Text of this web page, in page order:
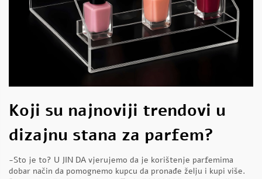
Koji su najnoviji trendovi u
dizajnu stana za parfem?
-Sto je to? U JIN DA vjerujemo da je korištenje parfemima
dobar način da pomognemo kupcu da pronađe želju i kupi više.